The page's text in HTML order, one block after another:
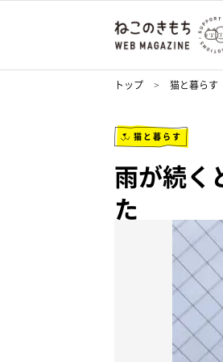
トップ 猫と暮らす
猫と暮らす
雨が続く
た